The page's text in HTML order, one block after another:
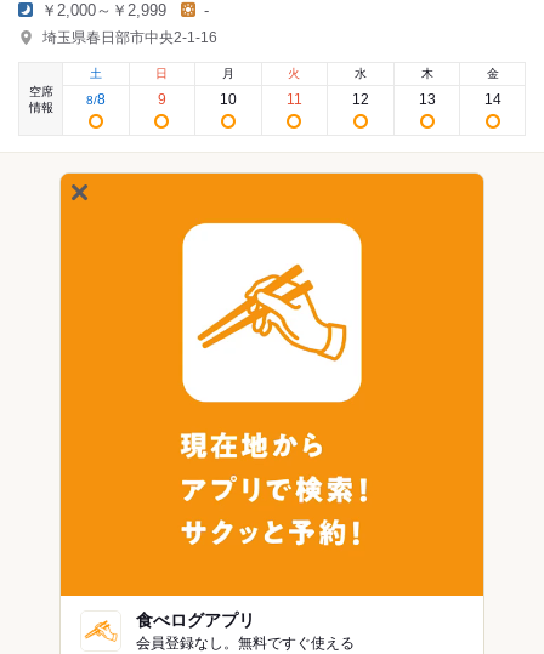
￥2,000～￥2,999 -
埼玉県春日部市中央2-1-16
空席
情報
土
8/8
日
9
月
10
火
11
水
12
木
13
金
14
食べログアプリ
会員登録なし。無料ですぐ使える